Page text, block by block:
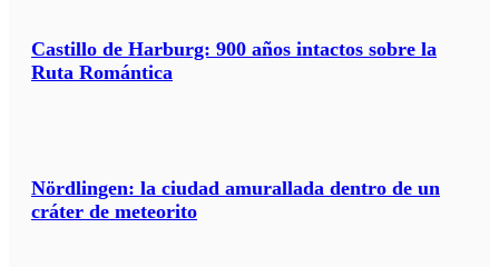
Castillo de Harburg: 900 años intactos sobre la
Ruta Romántica
Nördlingen: la ciudad amurallada dentro de un
cráter de meteorito